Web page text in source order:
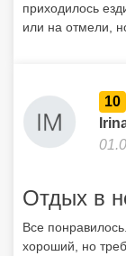
приходилось
или на отмели,
10
Отдых в
Все
хороший, но